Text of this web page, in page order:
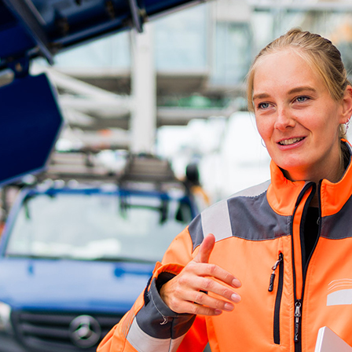
Center der HPA
aller Verkehrsmeldungen im Hafen am